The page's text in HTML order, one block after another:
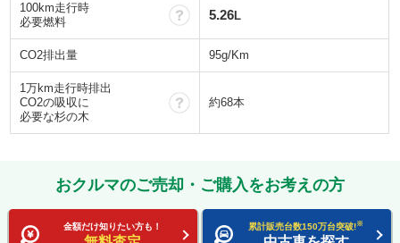
100km走行時
必要燃料
？5.26L
CO2排出量 95g/Km
1万km走行時排出
CO2の吸収に
必要な杉の木
？約68本
おクルマのご売却・ご購入をお考えの方
金額だけ知りたい方も！ 累計販売台数150万台突破!※